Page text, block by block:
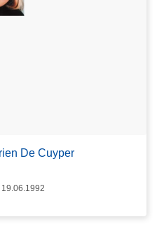
De Cuyper
19.06.1992